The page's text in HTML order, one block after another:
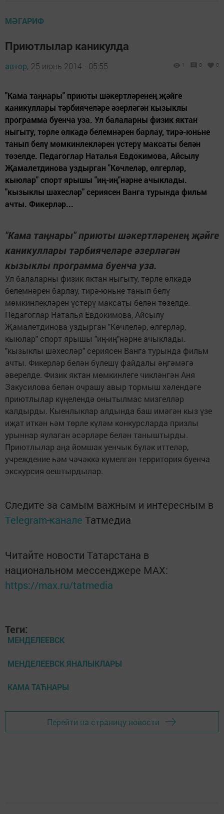
МӘГАРИФ
Приютлылар каникулда
автор, 25 июнь 2014 - 05:55 1 0 0
"Кама таңнары" приюты шәкертләренең җәйге
каникуллары тәрбиячеләре әзерләгән кызыклы
программа буенча уза. Ул балаларны физик яктан
ныгыту, төрле өлкәдә белемнәрен барлау, тирә-юньне
танып белү мөмкинлекләрен үстерү максаты белән
төзелде. Педагоглар Наталья Евдокимова, Айсылу
Җамалетдинова уздырган "Көчлеләр, өлгерләр,
кыюлар" спорт ярышы "иң-иң"нәрне ачыклады.
"кызыклы шәхесләр" сериясен Ванга турында фильм
ачты. Фикерләр...
"Кама таңнары" приюты шәкертләренең җәйге
каникуллары тәрбиячеләре әзерләгән
кызыклы программа буенча уза.
Ул балаларны физик яктан ныгыту, төрле өлкәдә
белемнәрен барлау, тирә-юньне танып белү
мөмкинлекләрен үстерү максаты белән төзелде.
Педагоглар Наталья Евдокимова, Айсылу
Җамалетдинова уздырган "Көчлеләр, өлгерләр,
кыюлар" спорт ярышы "иң-иң"нәрне ачыклады.
"кызыклы шәхесләр" сериясен Ванга турында фильм
ачты. Фикерләр белән бүлешү файдалы әңгәмәгә
әверелде. Физик яктан мөмкинлеге чикләнгән Аня
Закусилова белән очрашу авыр тормыш хәлендәге
приютлылар күңелендә онытылмас мизгелләр
калдырды. Кыенлыклар алдында баш имәгән кыз үзе
иҗат иткән һәм төрле күләм конкурсларда призлы
урыннар яулаган әсәрләре белән таныштырды.
Приютлылар аңа йомшак уенчык бүләк иттеләр,
учреждение һәм чәчәккә күмелгән территория буенча
экскурсия оештырдылар.
Следите за самым важным и интересным в
Telegram-канале Татмедиа
Читайте новости Татарстана в
национальном мессенджере MАХ:
https://max.ru/tatmedia
Теги:
МЕНДЕЛЕЕВСК
МЕНДЕЛЕЕВСК ЯНАЛЫКЛАРЫ
КАМА ТАЋНАРЫ
Перейти на страницу новости